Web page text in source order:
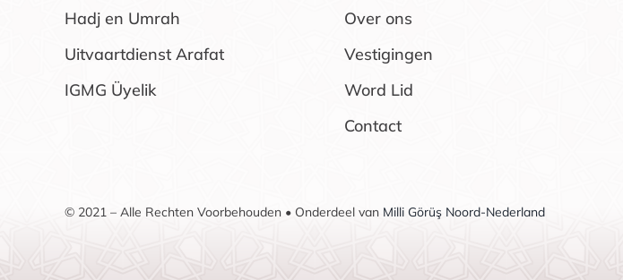
Hadj en Umrah
Uitvaartdienst Arafat
IGMG Üyelik
Over ons
Vestigingen
Word Lid
Contact
© 2021 – Alle Rechten Voorbehouden • Onderdeel van Milli Görüş Noord-Nederland